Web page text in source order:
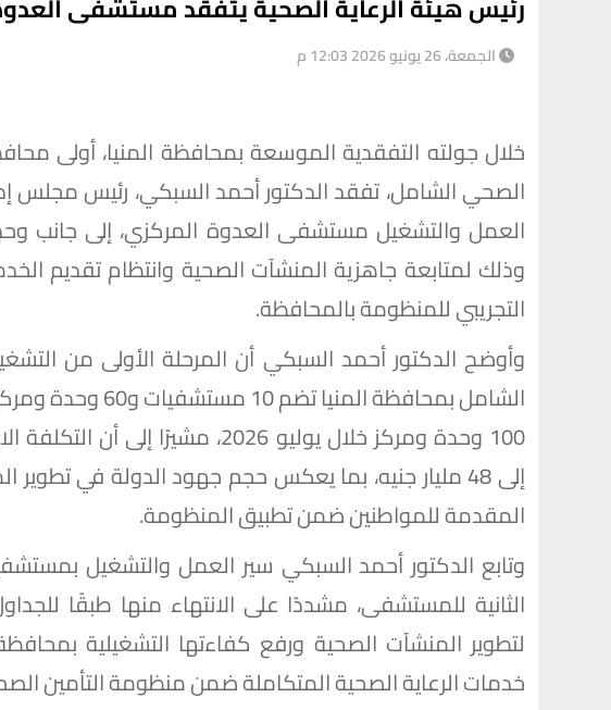
الجمعة، 26 يونيو 2026 12:03 م
خلال جولته التفقدية الموسعة بمحافظة المنيا، أولى
الصحي الشامل، تفقد الدكتور أحمد السبكي، رئيس مجلس
العمل والتشغيل مستشفى العدوة المركزي، إلى جانب
وذلك لمتابعة جاهزية المنشآت الصحية وانتظام تقديم
التجريبي للمنظومة بالمحافظة.
وأوضح الدكتور أحمد السبكي أن المرحلة الأولى من
الشامل بمحافظة
100 وحدة ومركز خلال يوليو 2026،
إلى 48 مليار جنيه، بما يعكس حجم جهود الدولة في
المقدمة للمواطنين ضمن تطبيق المنظومة.
وتابع الدكتور أحمد السبكي سير العمل والتشغيل
الثانية للمستشفى، مشددًا على الانتهاء منها طبقًا
لتطوير المنشآت الصحية ورفع كفاءتها التشغيلية
خدمات الرعاية الصحية المتكاملة ضمن منظومة التأمين